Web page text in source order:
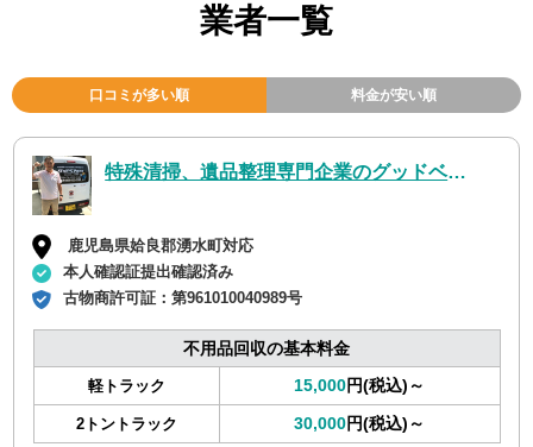
業者一覧
口コミが多い順 料金が安い順
特殊清掃、遺品整理専門企業のグッドベア鹿児島
鹿児島県姶良郡湧水町対応
本人確認証提出確認済み
古物商許可証：第961010040989号
不用品回収の基本料金
軽トラック 15,000円(税込)～
2トントラック 30,000円(税込)～